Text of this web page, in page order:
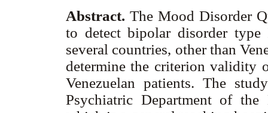
Abstract. The Mood Disorder
to detect bipolar disorder
several countries, other than
determine the criterion validity
Venezuelan patients. The
Psychiatric Department of the